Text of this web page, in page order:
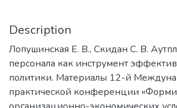
Description
Лопушинская Е. В., Скидан С. В.
персонала как инструмент
политики. Материалы 12-й
практической конференции